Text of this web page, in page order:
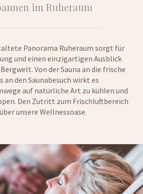
im Ruheraum
Panorama Ruheraum sorgt für
und einen einzigartigen Ausblick
Von der Sauna an die frische
den Saunabesuch wirkt es
auf natürliche Art zu kühlen und
Den Zutritt zum Frischluftbereich
unsere Wellnessoase.